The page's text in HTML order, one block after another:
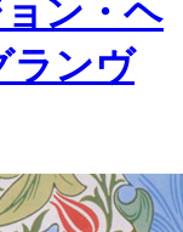
ン・ヘ
ランヴ